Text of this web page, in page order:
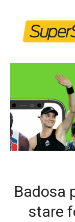
content
Badosa
stare